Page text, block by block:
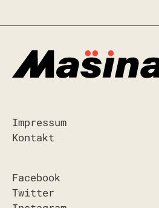
Impressum
Kontakt
Facebook
Twitter